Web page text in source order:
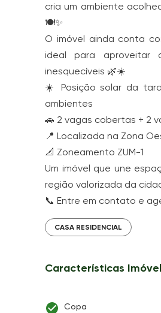
cria um ambiente
🍽️✨
O imóvel ainda conta
ideal para aproveitar
inesquecíveis 🌿☀️
☀️ Posição solar da
ambientes
🚗 2 vagas cobertas + 2
📍 Localizada na Zona
📐 Zoneamento ZUM-1
Um imóvel que une
região valorizada da
📞 Entre em contato e
CASA RESIDENCIAL
Características Imóvel
Copa